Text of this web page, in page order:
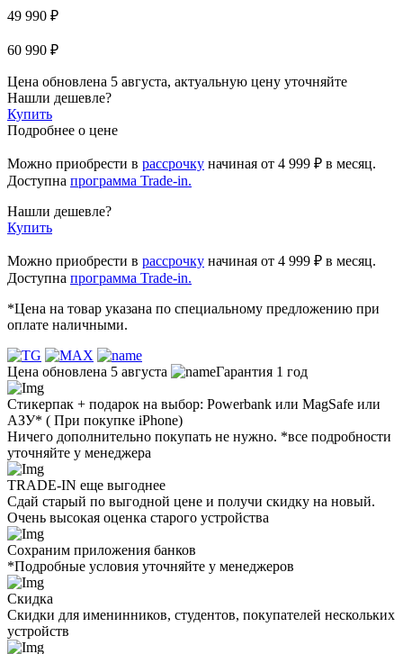
49 990 ₽
60 990 ₽
Цена обновлена 5 августа, актуальную цену уточняйте
Нашли дешевле?
Купить
Подробнее о цене
Можно приобрести в рассрочку начиная от 4 999 ₽ в месяц.
Доступна программа Trade-in.
Нашли дешевле?
Купить
Можно приобрести в рассрочку начиная от 4 999 ₽ в месяц.
Доступна программа Trade-in.
*Цена на товар указана по специальному предложению при
оплате наличными.
Цена обновлена 5 августа Гарантия 1 год
Стикерпак + подарок на выбор: Powerbank или MagSafe или
AЗУ* ( При покупке iPhone)
Ничего дополнительно покупать не нужно. *все подробности
уточняйте у менеджера
TRADE-IN еще выгоднее
Сдай старый по выгодной цене и получи скидку на новый.
Очень высокая оценка старого устройства
Сохраним приложения банков
*Подробные условия уточняйте у менеджеров
Скидка
Скидки для именинников, студентов, покупателей нескольких
устройств